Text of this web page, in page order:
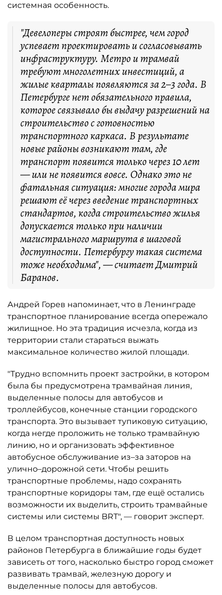
системная особенность.
"Девелоперы строят быстрее, чем город
успевает проектировать и согласовывать
инфраструктуру. Метро и трамвай
требуют многолетних инвестиций, а
жилые кварталы появляются за 2–3 года. В
Петербурге нет обязательного правила,
которое связывало бы выдачу разрешений на
строительство с готовностью
транспортного каркаса. В результате
новые районы возникают там, где
транспорт появится только через 10 лет
— или не появится вовсе. Однако это не
фатальная ситуация: многие города мира
решают её через введение транспортных
стандартов, когда строительство жилья
допускается только при наличии
магистрального маршрута в шаговой
доступности. Петербургу такая система
тоже необходима", — считает Дмитрий
Баранов.
Андрей Горев напоминает, что в Ленинграде
транспортное планирование всегда опережало
жилищное. Но эта традиция исчезла, когда из
территории стали стараться выжать
максимальное количество жилой площади.
"Трудно вспомнить проект застройки, в котором
была бы предусмотрена трамвайная линия,
выделенные полосы для автобусов и
троллейбусов, конечные станции городского
транспорта. Это вызывает тупиковую ситуацию,
когда негде проложить не только трамвайную
линию, но и организовать эффективное
автобусное обслуживание из–за заторов на
улично–дорожной сети. Чтобы решить
транспортные проблемы, надо сохранять
транспортные коридоры там, где ещё остались
возможности их выделить, строить трамвайные
системы или системы BRT", — говорит эксперт.
В целом транспортная доступность новых
районов Петербурга в ближайшие годы будет
зависеть от того, насколько быстро город сможет
развивать трамвай, железную дорогу и
выделенные полосы для автобусов.